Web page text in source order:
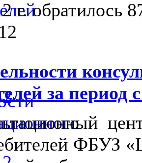
г. обратилось
за период
ФБУЗ